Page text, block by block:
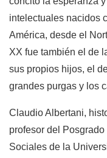
intelectuales nacidos
América, desde el
XX fue también el de
sus propios hijos, el
grandes purgas y los
Claudio Albertani,
profesor del
Sociales de la